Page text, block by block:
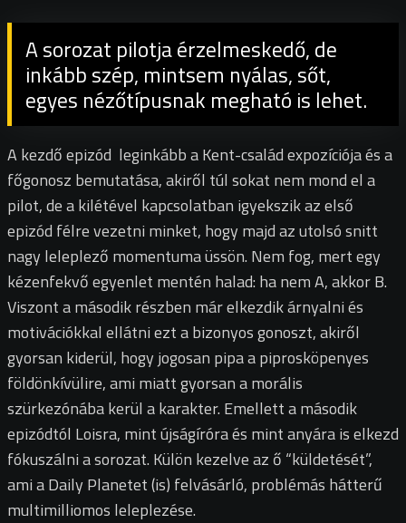
A sorozat pilotja érzelmeskedő, de
inkább szép, mintsem nyálas, sőt,
egyes nézőtípusnak megható is lehet.
A kezdő epizód leginkább a Kent-család expozíciója és a
főgonosz bemutatása, akiről túl sokat nem mond el a
pilot, de a kilétével kapcsolatban igyekszik az első
epizód félre vezetni minket, hogy majd az utolsó snitt
nagy leleplező momentuma üssön. Nem fog, mert egy
kézenfekvő egyenlet mentén halad: ha nem A, akkor B.
Viszont a második részben már elkezdik árnyalni és
motivációkkal ellátni ezt a bizonyos gonoszt, akiről
gyorsan kiderül, hogy jogosan pipa a piprosköpenyes
földönkívülire, ami miatt gyorsan a morális
szürkezónába kerül a karakter. Emellett a második
epizódtól Loisra, mint újságíróra és mint anyára is elkezd
fókuszálni a sorozat. Külön kezelve az ő “küldetését”,
ami a Daily Planetet (is) felvásárló, problémás hátterű
multimilliomos leleplezése.